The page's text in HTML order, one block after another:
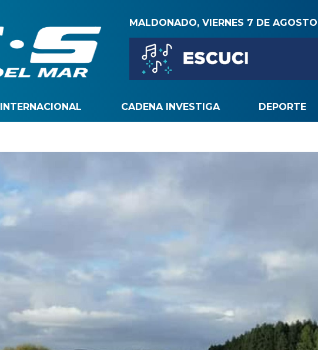
MALDONADO, VIERNES 7 DE AGOSTO
INTERNACIONAL CADENA INVESTIGA DEPORTE